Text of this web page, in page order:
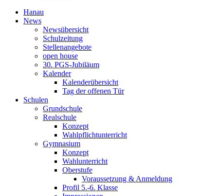
Hanau
News
Newsübersicht
Schulzeitung
Stellenangebote
open house
30. PGS-Jubiläum
Kalender
Kalenderübersicht
Tag der offenen Tür
Schulen
Grundschule
Realschule
Konzept
Wahlpflichtunterricht
Gymnasium
Konzept
Wahlunterricht
Oberstufe
Voraussetzung & Anmeldung
Profil 5.-6. Klasse